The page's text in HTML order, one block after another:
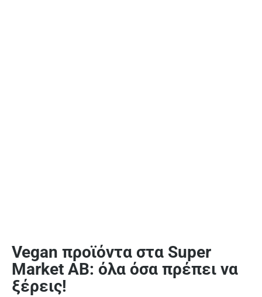
Vegan προϊόντα στα Super
Market ΑΒ: όλα όσα πρέπει να
ξέρεις!